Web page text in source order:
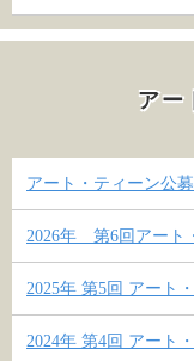
アー
アート・ティーン公
2026年 第6回アート
2025年 第5回 アート
2024年 第4回 アート